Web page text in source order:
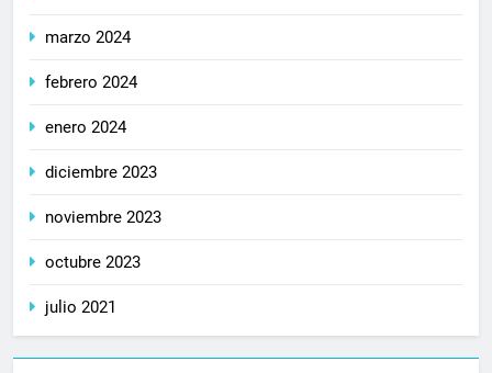
marzo 2024
febrero 2024
enero 2024
diciembre 2023
noviembre 2023
octubre 2023
julio 2021